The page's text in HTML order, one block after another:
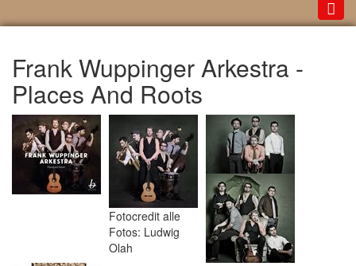
Frank Wuppinger Arkestra -
Places And Roots
Fotocredit alle
Fotos: Ludwig
Olah